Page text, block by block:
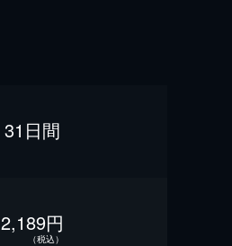
31日間
2,189円
（税込）